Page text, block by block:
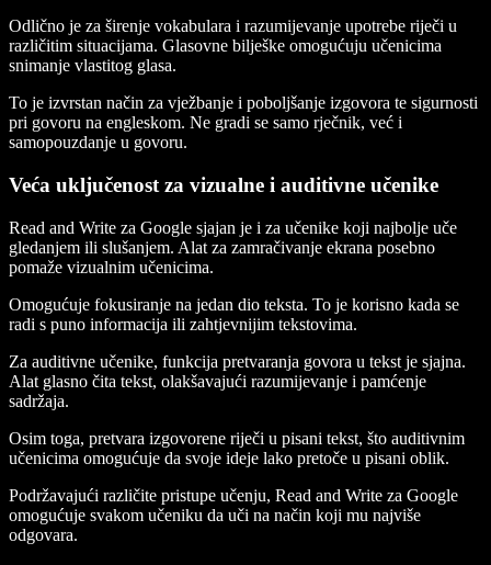
Odlično je za širenje vokabulara i razumijevanje upotrebe riječi u
različitim situacijama. Glasovne bilješke omogućuju učenicima
snimanje vlastitog glasa.
To je izvrstan način za vježbanje i poboljšanje izgovora te sigurnosti
pri govoru na engleskom. Ne gradi se samo rječnik, već i
samopouzdanje u govoru.
Veća uključenost za vizualne i auditivne učenike
Read and Write za Google sjajan je i za učenike koji najbolje uče
gledanjem ili slušanjem. Alat za zamračivanje ekrana posebno
pomaže vizualnim učenicima.
Omogućuje fokusiranje na jedan dio teksta. To je korisno kada se
radi s puno informacija ili zahtjevnijim tekstovima.
Za auditivne učenike, funkcija pretvaranja govora u tekst je sjajna.
Alat glasno čita tekst, olakšavajući razumijevanje i pamćenje
sadržaja.
Osim toga, pretvara izgovorene riječi u pisani tekst, što auditivnim
učenicima omogućuje da svoje ideje lako pretoče u pisani oblik.
Podržavajući različite pristupe učenju, Read and Write za Google
omogućuje svakom učeniku da uči na način koji mu najviše
odgovara.